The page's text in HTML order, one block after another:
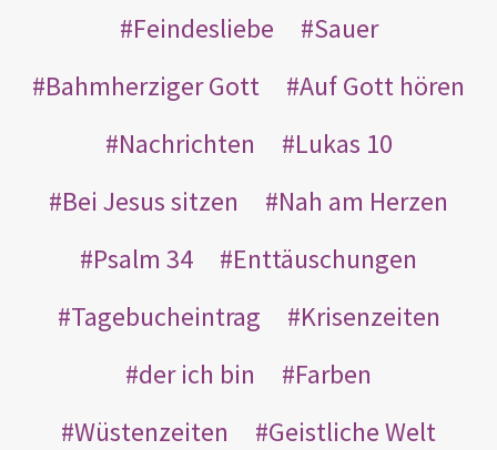
Feindesliebe
Sauer
Bahmherziger Gott
Auf Gott hören
Nachrichten
Lukas 10
Bei Jesus sitzen
Nah am Herzen
Psalm 34
Enttäuschungen
Tagebucheintrag
Krisenzeiten
der ich bin
Farben
Wüstenzeiten
Geistliche Welt